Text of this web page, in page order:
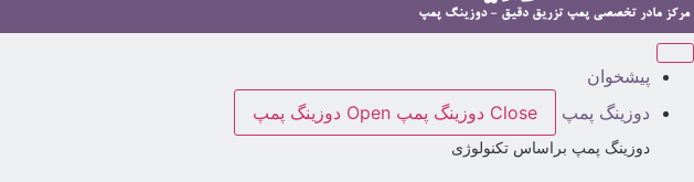
پیشخوان
دوزینگ پمپ
Close دوزینگ پمپ Open دوزینگ پمپ
دوزینگ پمپ براساس تکنولوژی